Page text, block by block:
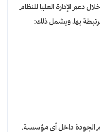
دعم الإدارة العليا للنظام
بها، ويشمل ذلك:
الجودة داخل أي مؤسسة.